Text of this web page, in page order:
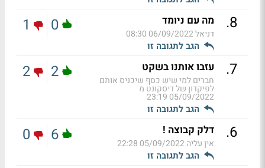
8
. מה עם ניומד
דניאל06/09/2022 08:30
הגב לתגובה זו
0
1
7
. עזבו אותנו בשקט
חברים למי שיש כסף שיכניס אותם
לפיקדון של דיסקונט מ
05/09/2022 23:19
הגב לתגובה זו
2
2
6
. דלק קבוצה !
אין עליה05/09/2022 22:28
הגב לתגובה זו
6
0